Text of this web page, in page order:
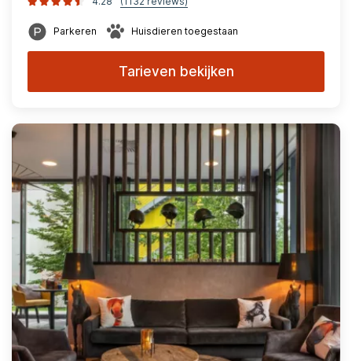
Parkeren Huisdieren toegestaan
Tarieven bekijken